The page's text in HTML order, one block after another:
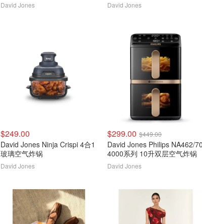
David Jones David Jones
$249.00
David Jones Ninja Crispi 4合1
玻璃空气炸锅
David Jones
$299.00 $449.00
David Jones Philips NA462/
4000系列 10升双层空气炸锅
David Jones